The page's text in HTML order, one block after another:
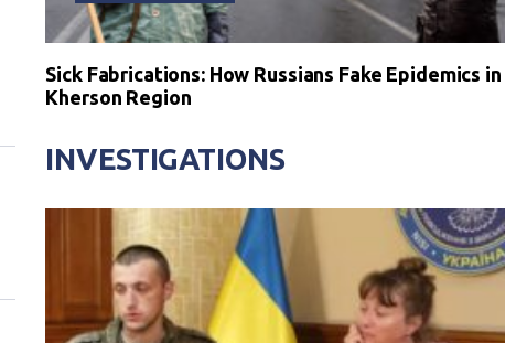
Sick Fabrications: How Russians Fake Epidemics in
Kherson Region
INVESTIGATIONS